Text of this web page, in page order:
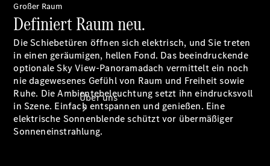
Über uns
Großer Raum
Definiert Raum neu.
Die Schiebetüren öffnen sich elektrisch, und Sie treten
in einen geräumigen, hellen Fond. Das beeindruckende
optionale Sky View-Panoramadach vermittelt ein noch
nie dagewesenes Gefühl von Raum und Freiheit sowie
Ruhe. Die Ambientebeleuchtung setzt ihn eindrucksvoll
in Szene. Einfach entspannen und genießen. Eine
elektrische Sonnenblende schützt vor übermäßiger
Sonneneinstrahlung.